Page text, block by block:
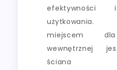
efektywności
użytkowania.
miejscem
wewnętrznej
ściana